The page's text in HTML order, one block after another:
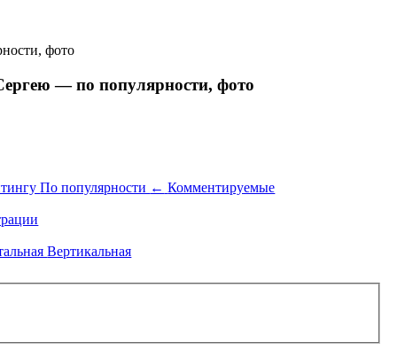
фото
— по популярности, фото
По популярности ← Комментируемые
Вертикальная